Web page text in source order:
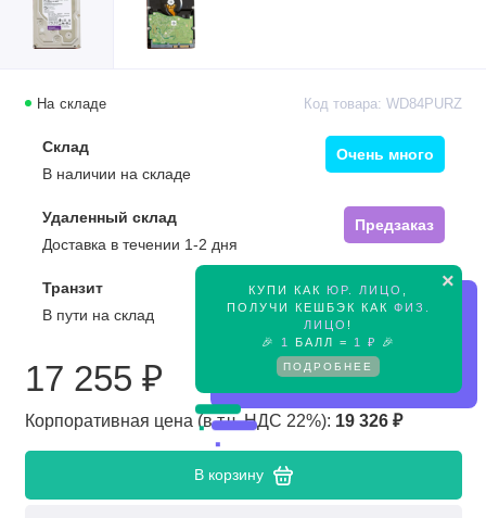
×
КУПИ КАК ЮР. ЛИЦО
ПОЛУЧИ КЕШБЭК КАК ФИЗ.
ЛИЦО !
🎉
1 БАЛЛ = 1 ₽ 🎉
ПОДРОБНЕЕ
На складе Код товара: WD84PURZ
Склад
Очень много
В наличии на складе
Удаленный склад
Предзаказ
Доставка в течении 1-2 дня
Транзит
Предзаказ
В пути на склад
17 255 ₽
Корпоративная цена (в т.ч. НДС 22%): 19 326 ₽
В корзину